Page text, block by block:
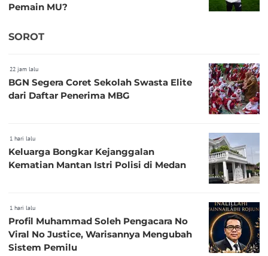
Pemain MU?
SOROT
22 jam lalu
BGN Segera Coret Sekolah Swasta Elite
dari Daftar Penerima MBG
1 hari lalu
Keluarga Bongkar Kejanggalan
Kematian Mantan Istri Polisi di Medan
1 hari lalu
Profil Muhammad Soleh Pengacara No
Viral No Justice, Warisannya Mengubah
Sistem Pemilu